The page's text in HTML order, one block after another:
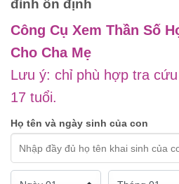
đình ổn định
Công Cụ Xem Thần Số
Cho Cha Mẹ
Lưu ý: chỉ phù hợp tra
17 tuổi.
Họ tên và ngày sinh của con